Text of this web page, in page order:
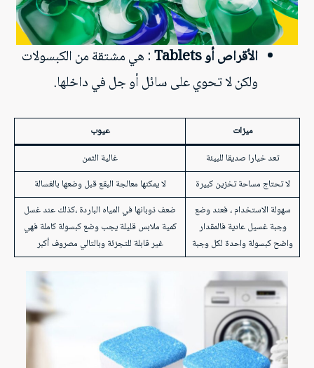
الأقراص أو Tablets
: هي مشتقة من الكبسولات
ولكن لا تحوي على سائل أو جل في داخلها.
ميزات
عيوب
تعد خيارا صديقا للبيئة
غالية الثمن
لا تحتاج مساحة تخزين كبيرة
لا يمكنها معالجة البقع قبل وضعها بالغسالة
سهولة الاستخدام ، فعند وضع
وجبة غسيل عادية فالمقدار
واضح كبسولة واحدة لكل وجبة
ضعف ذوبانها في المياه الباردة ،كذلك عند غسل
كمية ملابس قليلة يجب وضع كبسولة كاملة فهي
غير قابلة للتجزئة وبالتالي مصروف أكبر